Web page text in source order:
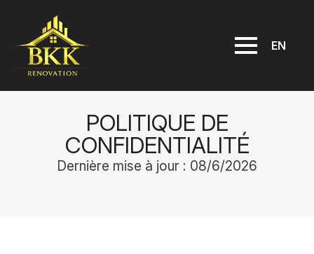
EN
POLITIQUE DE
CONFIDENTIALITÉ
Dernière mise à jour : 08/6/2026